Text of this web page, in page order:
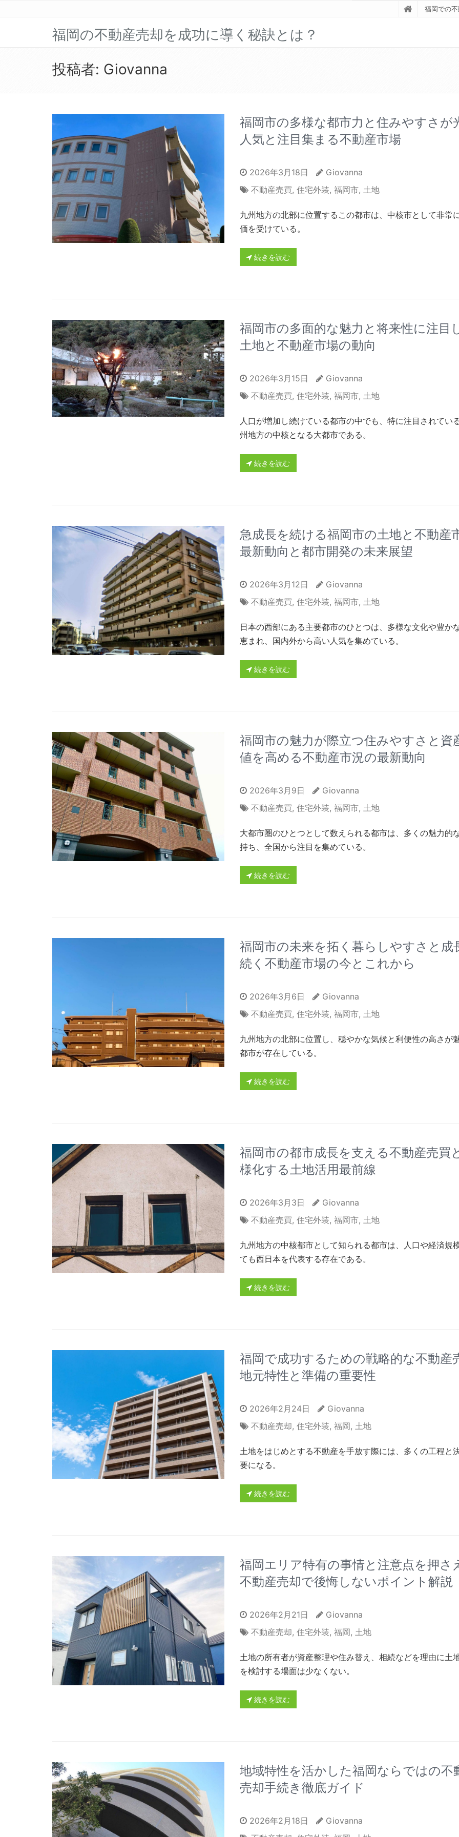
福岡での
福岡の不動産売却を成功に導く秘訣とは？
投稿者: Giovanna
福岡市の多様な都市力と住みやすさが
人気と注目集まる不動産市場
2026年3月18日
Giovanna
不動産売買, 住宅外装, 福岡市, 土地
九州地方の北部に位置するこの都市は、中核市として非常
価を受けている。
続きを読む
福岡市の多面的な魅力と将来性に注目
土地と不動産市場の動向
2026年3月15日
Giovanna
不動産売買, 住宅外装, 福岡市, 土地
人口が増加し続けている都市の中でも、特に注目されてい
州地方の中核となる大都市である。
続きを読む
急成長を続ける福岡市の土地と不動産
最新動向と都市開発の未来展望
2026年3月12日
Giovanna
不動産売買, 住宅外装, 福岡市, 土地
日本の西部にある主要都市のひとつは、多様な文化や豊か
恵まれ、国内外から高い人気を集めている。
続きを読む
福岡市の魅力が際立つ住みやすさと資
値を高める不動産市況の最新動向
2026年3月9日
Giovanna
不動産売買, 住宅外装, 福岡市, 土地
大都市圏のひとつとして数えられる都市は、多くの魅力的
持ち、全国から注目を集めている。
続きを読む
福岡市の未来を拓く暮らしやすさと成
続く不動産市場の今とこれから
2026年3月6日
Giovanna
不動産売買, 住宅外装, 福岡市, 土地
九州地方の北部に位置し、穏やかな気候と利便性の高さが
都市が存在している。
続きを読む
福岡市の都市成長を支える不動産売買
様化する土地活用最前線
2026年3月3日
Giovanna
不動産売買, 住宅外装, 福岡市, 土地
九州地方の中核都市として知られる都市は、人口や経済規
ても西日本を代表する存在である。
続きを読む
福岡で成功するための戦略的な不動産
地元特性と準備の重要性
2026年2月24日
Giovanna
不動産売却, 住宅外装, 福岡, 土地
土地をはじめとする不動産を手放す際には、多くの工程と
要になる。
続きを読む
福岡エリア特有の事情と注意点を押さ
不動産売却で後悔しないポイント解説
2026年2月21日
Giovanna
不動産売却, 住宅外装, 福岡, 土地
土地の所有者が資産整理や住み替え、相続などを理由に土
を検討する場面は少なくない。
続きを読む
地域特性を活かした福岡ならではの不
売却手続き徹底ガイド
2026年2月18日
Giovanna